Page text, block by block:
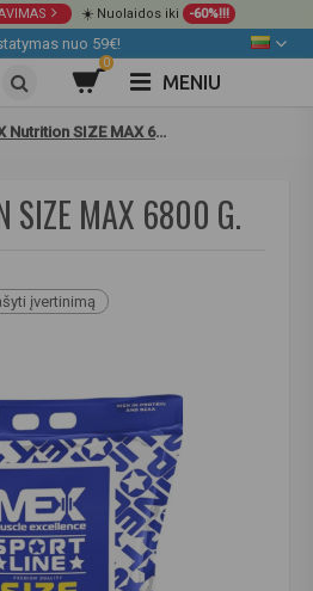
☀️ Nuolaidos iki -60%!!!
nuo 59€!
0
MENIU
MEX Nutrition SIZE MAX 6800 g.
SIZE MAX 6800 G.
įvertinimą